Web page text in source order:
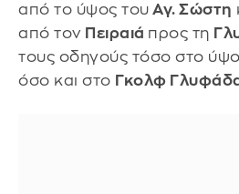
από το ύψος του Αγ. Σώστη
από τον Πειραιά προς τη
τους οδηγούς τόσο στο
όσο και στο Γκολφ